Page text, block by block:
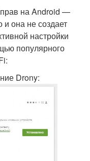
прав на Android —
и она не создает
настройки
популярного
Drony: